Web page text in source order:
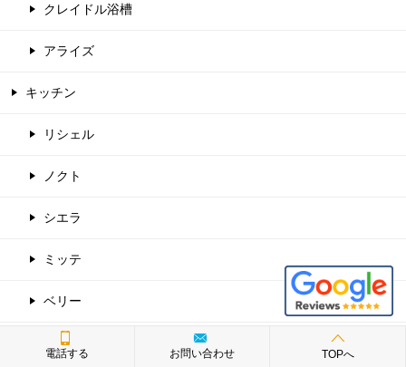
クレイドル浴槽
アライズ
キッチン
リシェル
ノクト
シエラ
ミッテ
ベリー
電話する お問い合わせ TOPへ